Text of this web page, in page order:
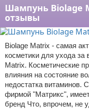
Шампунь Biolage
отзывы
Biolage Matrix - самая
косметики для ухода
Matrix. Косметические
влияния на состояние
недостатка витаминов.
фирмой "Матрикс",
бренд Что, впрочем, не